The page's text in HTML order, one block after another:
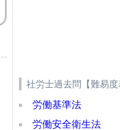
社労士過去問【難易度
労働基準法
労働安全衛生法